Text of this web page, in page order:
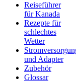
Reiseführer
für Kanada
Rezepte für
schlechtes
Wetter
und Adapter
Zubehör
Glossar